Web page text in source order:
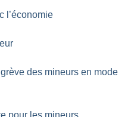
l’économie
des mineurs en mode
pour les mineurs